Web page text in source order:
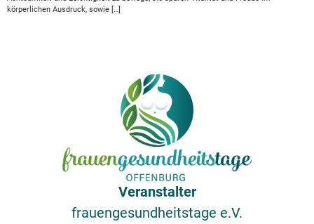
körperlichen Ausdruck, sowie […]
Veranstalter
frauengesundheitstage e.V.